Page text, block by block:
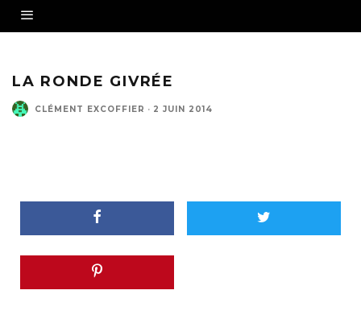
LA RONDE GIVRÉE
CLÉMENT EXCOFFIER · 2 JUIN 2014